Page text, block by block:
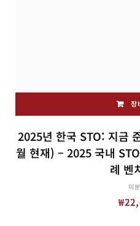
장
2025년 한국 STO: 지금
월 현재) – 2025 국내
례 벤
미
₩